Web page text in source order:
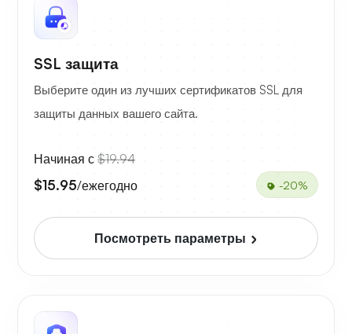
SSL защита
Выберите один из лучших сертификатов SSL для
защиты данных вашего сайта.
Начиная с $19.94
$15.95/ежегодно -20%
Посмотреть параметры